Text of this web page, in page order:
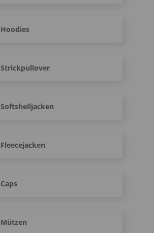
Hoodies
Strickpullover
Softshelljacken
Fleecejacken
Caps
Mützen